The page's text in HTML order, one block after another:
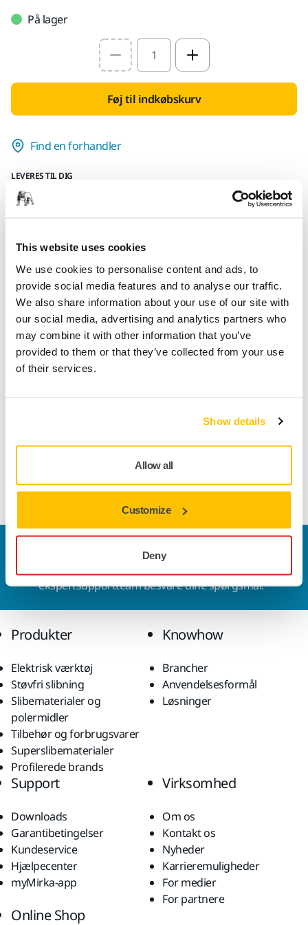
This website uses cookies
We use cookies to personalise content and ads, to
provide social media features and to analyse our traffic.
We also share information about your use of our site with
our social media, advertising and analytics partners who
may combine it with other information that you’ve
provided to them or that they’ve collected from your use
of their services.
Show details
Allow all
Customize
Deny
På lager
Select quantity value
Føj til indkøbskurv
Find en forhandler
LEVERES TIL DIG
Fragt fri levering ved ordrer over 599,- kr incl moms.
Sikker betaling med kort
Sporing af forsendelsen
Produktoplysninger
Materiale: 100 % akryl.
ekspertsupportteam besvare dine spørgsmål.
Produkter
Elektrisk værktøj
Støvfri slibning
Slibematerialer og
polermidler
Tilbehør og forbrugsvarer
Superslibematerialer
Profilerede brands
Knowhow
Brancher
Anvendelsesformål
Løsninger
Support
Downloads
Garantibetingelser
Kundeservice
Hjælpecenter
myMirka-app
Virksomhed
Om os
Kontakt os
Nyheder
Karrieremuligheder
For medier
For partnere
Online Shop